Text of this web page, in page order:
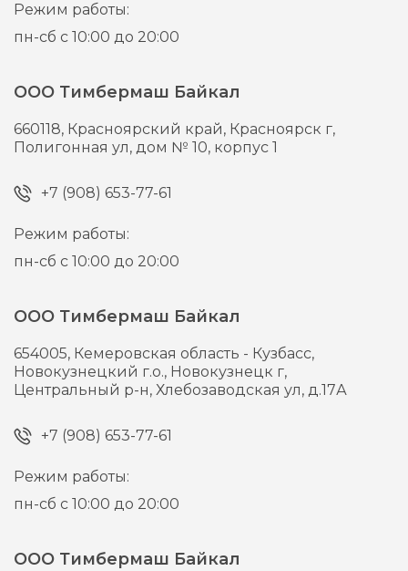
Режим работы:
пн-сб с 10:00 до 20:00
ООО Тимбермаш Байкал
660118, Красноярский край, Красноярск г,
Полигонная ул, дом № 10, корпус 1
+7 (908) 653-77-61
Режим работы:
пн-сб с 10:00 до 20:00
ООО Тимбермаш Байкал
654005, Кемеровская область - Кузбасс,
Новокузнецкий г.о., Новокузнецк г,
Центральный р-н, Хлебозаводская ул, д.17А
+7 (908) 653-77-61
Режим работы:
пн-сб с 10:00 до 20:00
ООО Тимбермаш Байкал